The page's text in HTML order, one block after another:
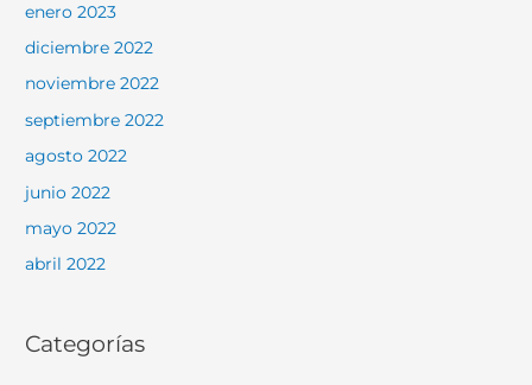
enero 2023
diciembre 2022
noviembre 2022
septiembre 2022
agosto 2022
junio 2022
mayo 2022
abril 2022
Categorías